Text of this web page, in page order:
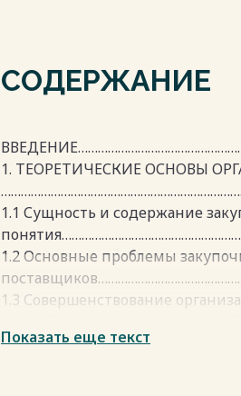
СОДЕРЖАНИЕ
1. ТЕОРЕТИЧЕСКИЕ ОСНОВЫ
1.1 Сущность и содержание
1.2 Основные проблемы
1.3 Совершенствование
Показать еще текст